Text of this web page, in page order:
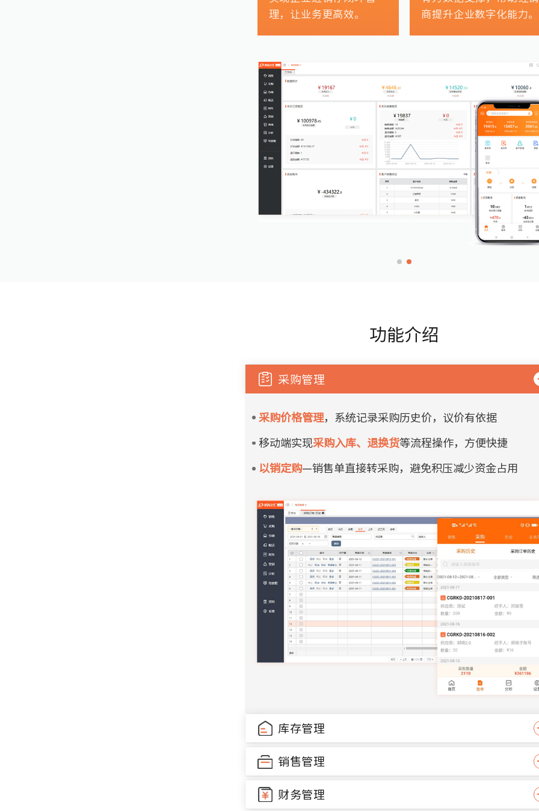
理，让业务更高效。
商提升企业数字化能力。
功能介绍
采购管理
采购价格管理，系统记录采购历史价，议价有依据
移动端实现采购入库、退换货等流程操作，方便快捷
以销定购—销售单直接转采购，避免积压减少资金占用
库存管理
销售管理
财务管理